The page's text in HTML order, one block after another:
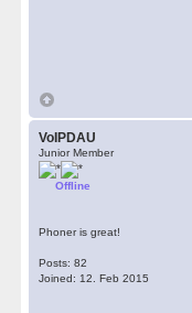
VoIPDAU
Junior Member
Offline
Phoner is great!
Posts: 82
Joined: 12. Feb 2015